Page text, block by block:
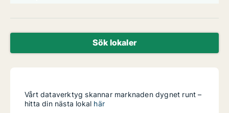
Sök lokaler
Vårt dataverktyg skannar marknaden dygnet runt –
hitta din nästa lokal här